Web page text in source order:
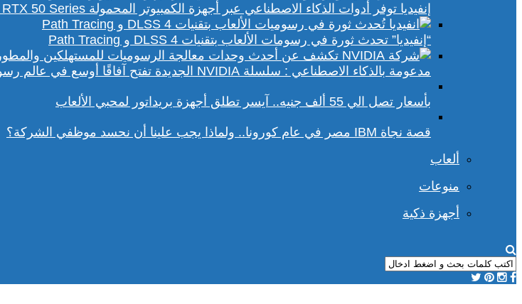
إنفيديا توفر أدوات الذكاء الاصطناعي عبر أجهزة الكمبيوتر المحمولة GeForce RTX 50 Series
“إنفيديا” تحدث ثورة في رسومات الألعاب بتقنيات DLSS 4 و Path Tracing
مدعومة بالذكاء الاصطناعي : سلسلة NVIDIA الجديدة تفتح آفاقًا أوسع في عالم رسومات الكمبيوتر
بأسعار تصل الي 55 ألف جنيه.. آيسر تطلق أجهزة بريداتور لمحبي الألعاب
قصة نجاة IBM مصر في عام كورونا.. ولماذا يجب علينا أن نحسد موظفي الشركة؟
ألعاب
منوعات
أجهزة ذكية